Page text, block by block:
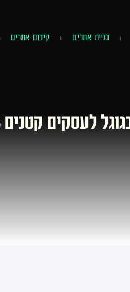
בניית אתרים קידום אתרים
קטנים 2026: המדריך המלא להפיכת קליקים לרווחים